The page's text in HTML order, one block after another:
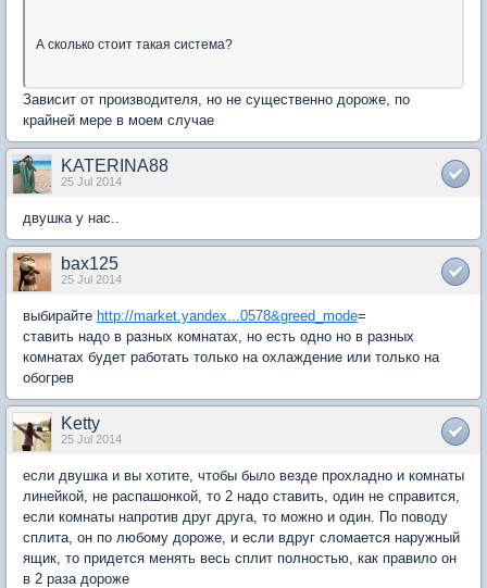
А сколько стоит такая система?
Зависит от производителя, но не существенно дороже, по
крайней мере в моем случае
KATERINA88
25 Jul 2014
двушка у нас..
bax125
25 Jul 2014
выбирайте http://market.yandex...0578&greed_mode=
ставить надо в разных комнатах, но есть одно но в разных
комнатах будет работать только на охлаждение или только на
обогрев
Ketty
25 Jul 2014
если двушка и вы хотите, чтобы было везде прохладно и комнаты
линейкой, не распашонкой, то 2 надо ставить, один не справится,
если комнаты напротив друг друга, то можно и один. По поводу
сплита, он по любому дороже, и если вдруг сломается наружный
ящик, то придется менять весь сплит полностью, как правило он
в 2 раза дороже